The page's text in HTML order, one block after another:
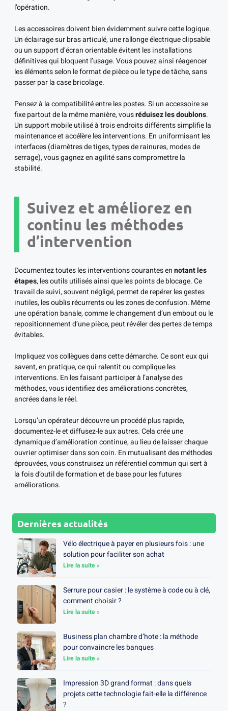
l’opération.
Les accessoires doivent bien évidemment suivre cette logique.
Un éclairage sur bras articulé, une rallonge électrique clipsable
ou un support d’écran orientable évitent les installations
définitives qui bloquent l’usage. Vous pouvez ainsi réagencer
les éléments selon le format de pièce ou le type de tâche, sans
passer par la case bricolage.
Pensez à la compatibilité entre les postes. Si un accessoire se
fixe partout de la même manière, vousréduisez les doublons.
Un support mobile utilisé à trois endroits différents simplifie la
maintenance et accélère les interventions. En uniformisant les
interfaces (diamètres de tiges, types de rainures, modes de
serrage), vous gagnez en agilité sans compromettre la
stabilité.
Suivez et améliorez en
continu les méthodes
d’intervention
Documentez toutes les interventions courantes ennotant les
étapes, les outils utilisés ainsi que les points de blocage. Ce
travail de suivi, souvent négligé, permet de repérer les gestes
inutiles, les oublis récurrents ou les zones de confusion. Même
une opération banale, comme le changement d’un embout ou le
repositionnement d’une pièce, peut révéler des pertes de temps
évitables.
Impliquez vos collègues dans cette démarche. Ce sont eux qui
savent, en pratique, ce qui ralentit ou complique les
interventions. En les faisant participer à l’analyse des
méthodes, vous identifiez des améliorations concrètes,
ancrées dans le réel.
Lorsqu’un opérateur découvre un procédé plus rapide,
documentez-le et diffusez-le aux autres. Cela crée une
dynamique d’amélioration continue, au lieu de laisser chaque
ouvrier optimiser dans son coin. En mutualisant des méthodes
éprouvées, vous construisez un référentiel commun qui sert à
la fois d’outil de formation et de base pour les futures
améliorations.
Dernières actualités
Vélo électrique à payer en plusieurs fois : une
solution pour faciliter son achat
Lire la suite »
Serrure pour casier : le système à code ou à clé,
comment choisir ?
Lire la suite »
Business plan chambre d’hote : la méthode
pour convaincre les banques
Lire la suite »
Impression 3D grand format : dans quels
projets cette technologie fait-elle la différence
?